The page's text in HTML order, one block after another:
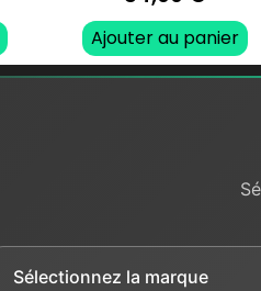
Ajouter au panier